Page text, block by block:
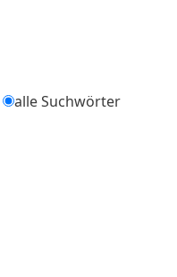
alle Suchwörter